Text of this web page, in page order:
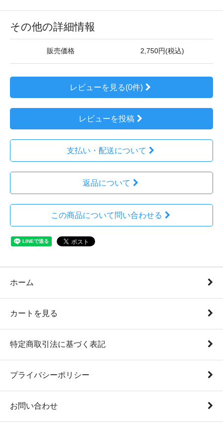
その他の詳細情報
販売価格 2,750円(税込)
レビューを見る(0件)
レビューを投稿
支払い・配送について
返品について
この商品について問い合わせる
ホーム
カートを見る
特定商取引法に基づく表記
プライバシーポリシー
お問い合わせ